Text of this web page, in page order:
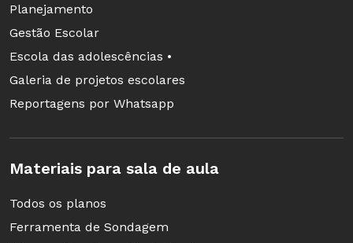
Planejamento
Gestão Escolar
Escola das adolescências •
Galeria de projetos escolares
Reportagens por Whatsapp
Materiais para sala de aula
Todos os planos
Ferramenta de Sondagem